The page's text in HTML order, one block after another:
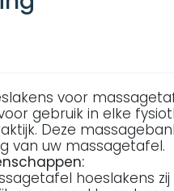
voor
gebruik in elke
Deze
van uw massagetafel.
hoeslakens